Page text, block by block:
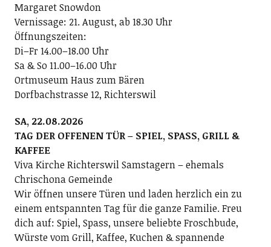
Margaret Snowdon
Vernissage: 21. August, ab 18.30 Uhr
Öffnungszeiten:
Di–Fr 14.00–18.00 Uhr
Sa & So 11.00–16.00 Uhr
Ortmuseum Haus zum Bären
Dorfbachstrasse 12, Richterswil
SA, 22.08.2026
TAG DER OFFENEN TÜR – SPIEL, SPASS, GRILL &
KAFFEE
Viva Kirche Richterswil Samstagern – ehemals
Chrischona Gemeinde
Wir öffnen unsere Türen und laden herzlich ein zu
einem entspannten Tag für die ganze Familie. Freu
dich auf: Spiel, Spass, unsere beliebte Froschbude,
Würste vom Grill, Kaffee, Kuchen & spannende